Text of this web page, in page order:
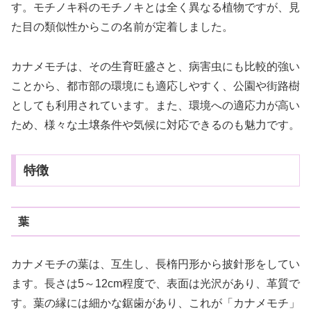
す。モチノキ科のモチノキとは全く異なる植物ですが、見
た目の類似性からこの名前が定着しました。
カナメモチは、その生育旺盛さと、病害虫にも比較的強い
ことから、都市部の環境にも適応しやすく、公園や街路樹
としても利用されています。また、環境への適応力が高い
ため、様々な土壌条件や気候に対応できるのも魅力です。
特徴
葉
カナメモチの葉は、互生し、長楕円形から披針形をしてい
ます。長さは5～12cm程度で、表面は光沢があり、革質で
す。葉の縁には細かな鋸歯があり、これが「カナメモチ」